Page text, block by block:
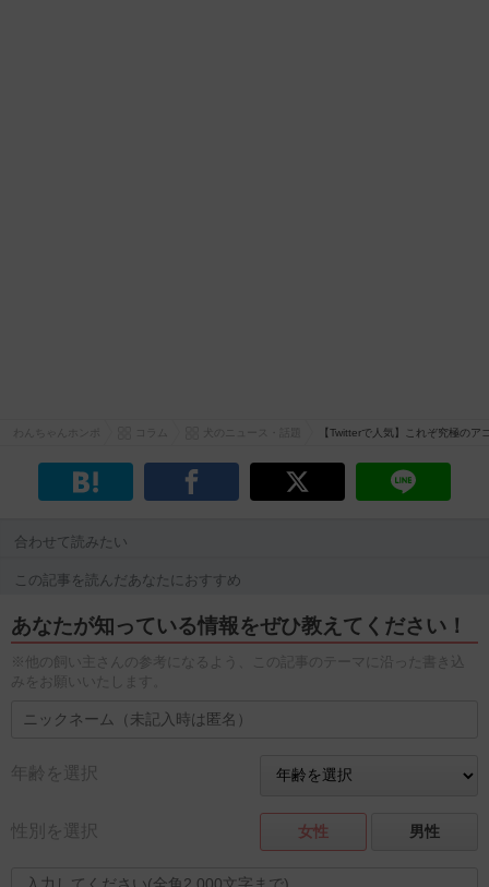
【Twitterで人気】これぞ究極の
合わせて読みたい
この記事を読んだあなたにおすすめ
あなたが知っている情報をぜひ教えてください！
※他の飼い主さんの参考になるよう、この記事のテーマに沿った書き込
みをお願いいたします。
年齢を選択
性別を選択 女性 男性